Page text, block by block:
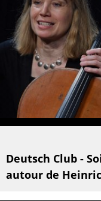
Deutsch Club -
autour de